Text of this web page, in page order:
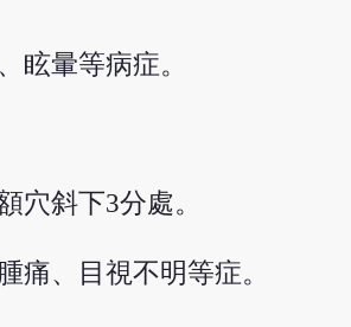
眩暈等病症。
穴斜下3分處。
痛、目視不明等症。